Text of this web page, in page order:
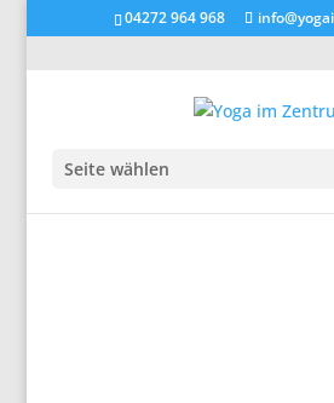
04272 964 968
Seite wählen